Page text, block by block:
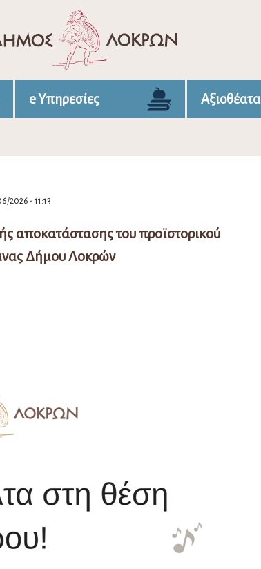
e Υπηρεσίες Αξιοθέατα
2026 - 11:13
αποκατάστασης του προϊστορικού
Δήμου Λοκρών